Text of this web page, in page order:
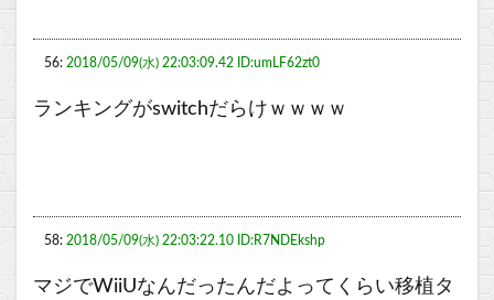
56: 2018/05/09(水) 22:03:09.42 ID:umLF62zt0
ランキングがswitchだらけｗｗｗｗ
58: 2018/05/09(水) 22:03:22.10 ID:R7NDEkshp
マジでWiiUなんだったんだよってくらい移植タ